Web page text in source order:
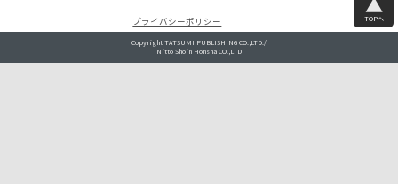
プライバシーポリシー TOPへ
Copyright TATSUMI PUBLISHING CO.,LTD./
Nitto Shoin Honsha CO.,LTD